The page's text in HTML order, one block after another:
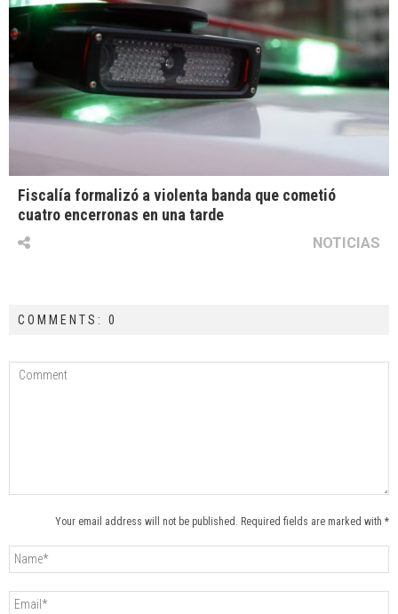
Fiscalía formalizó a violenta banda que cometió
cuatro encerronas en una tarde
NOTICIAS
COMMENTS: 0
Your email address will not be published. Required fields are marked with *